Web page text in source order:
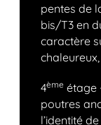
pentes de
bis/T3 en
caractère
4èmeétage
poutres
l’identité